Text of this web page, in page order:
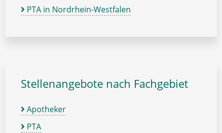
PTA in Nordrhein-Westfalen
Stellenangebote nach Fachgebiet
Apotheker
PTA